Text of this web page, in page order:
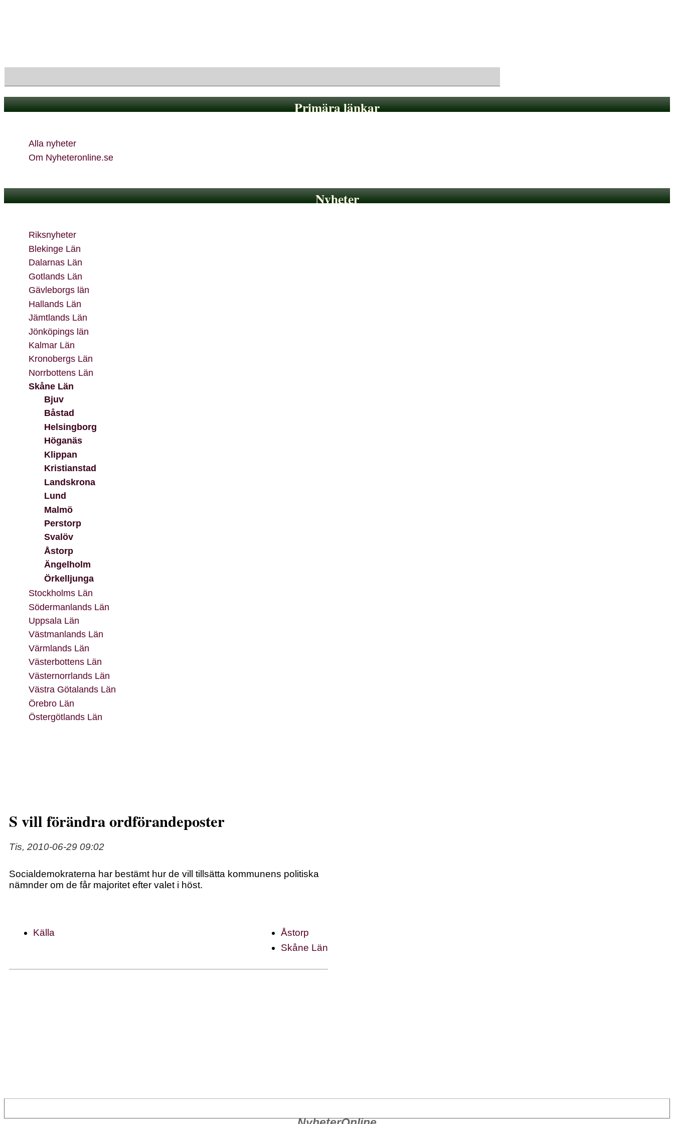
Visa endast rubriker
Primära länkar
Alla nyheter
Om Nyheteronline.se
Nyheter
Riksnyheter
Blekinge Län
Dalarnas Län
Gotlands Län
Gävleborgs län
Hallands Län
Jämtlands Län
Jönköpings län
Kalmar Län
Kronobergs Län
Norrbottens Län
Skåne Län
Bjuv
Båstad
Helsingborg
Höganäs
Klippan
Kristianstad
Landskrona
Lund
Malmö
Perstorp
Svalöv
Åstorp
Ängelholm
Örkelljunga
Stockholms Län
Södermanlands Län
Uppsala Län
Västmanlands Län
Värmlands Län
Västerbottens Län
Västernorrlands Län
Västra Götalands Län
Örebro Län
Östergötlands Län
S vill förändra ordförandeposter
Tis, 2010-06-29 09:02
Socialdemokraterna har bestämt hur de vill tillsätta kommunens politiska
nämnder om de får majoritet efter valet i höst.
Källa
Åstorp
Skåne Län